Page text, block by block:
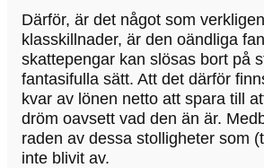
Därför, är det något som
klasskillnader, är den oändliga
skattepengar kan slösas bort på
fantasifulla sätt. Att det därför
kvar av lönen netto att spara till
dröm oavsett vad den än är.
raden av dessa stolligheter som
inte blivit av.